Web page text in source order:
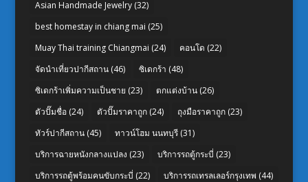
Asian Handmade Jewelry(32)
best homestay in chiang mai (25)
Muay Thai training Chiangmai (24) คอนโด (22)
จัดนำเที่ยวปากีสถาน(46) ซิเดกร้า (48)
ซิเดกร้าเพิ่มความเป็นชาย (23) ตกแต่งบ้าน(26)
ตัวปั๊มชื่อ(24) ตัวปั๊มราคาถูก(24) ถุงมือราคาถูก(23)
ทัวร์ปากีสถาน(45) ทาวน์โฮม นนทบุรี(31)
บริการฉายหนังกลางแปลง (23) บริการรถตู้กระบี่ (23)
บริการรถตู้พร้อมคนขับกระบี่ (22) บริการรถเทรลเลอร์กรุงเทพ (44)